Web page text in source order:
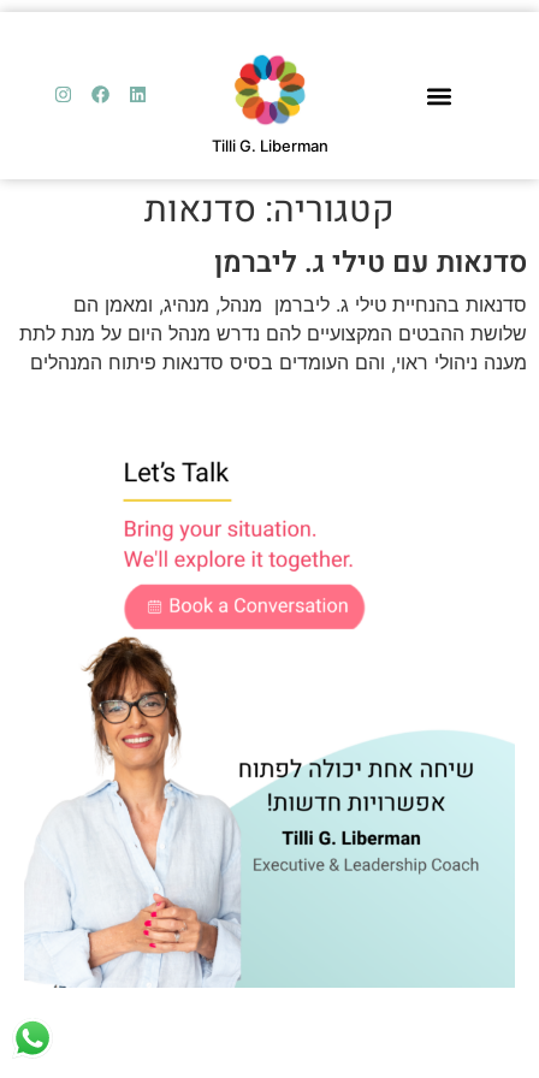
Tilli G. Liberman
קטגוריה: סדנאות
סדנאות עם טילי ג. ליברמן
סדנאות בהנחיית טילי ג. ליברמן מנהל, מנהיג, ומאמן הם
שלושת ההבטים המקצועיים להם נדרש מנהל היום על מנת לתת
מענה ניהולי ראוי, והם העומדים בסיס סדנאות פיתוח המנהלים